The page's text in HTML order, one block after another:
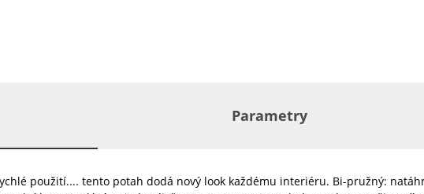
Parametry
použití.... tento potah dodá nový look každému interiéru. Bi-pružný: